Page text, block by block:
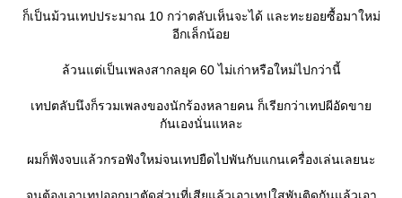
ก็เป็นม้วนเทปประมาณ 10 กว่าตลับเห็นจะได้ และทะยอยซื้อมาใหม่
อีกเล็กน้อ
ล้วนแต่เป็นเพลงสากลยุค 60 ไม่เก่าหรือใหม่ไปกว่านี้
เทปตลับนึงก็รวมเพลงของนักร้องหลายคน ก็เรียกว่าเทปผีอัดขา
กันเองนั่นแหละ
ผมก็ฟังจบแล้วกรอฟังใหม่จนเทปยืดไปพันกับแกนเครื่องเล่นเลยนะ